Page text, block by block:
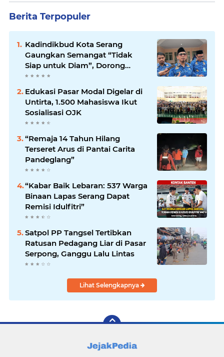
Berita Terpopuler
Kadindikbud Kota Serang
Gaungkan Semangat “Tidak
Siap untuk Diam”, Dorong
Layanan Lebih Responsif
Edukasi Pasar Modal Digelar di
Untirta, 1.500 Mahasiswa Ikut
Sosialisasi OJK
“Remaja 14 Tahun Hilang
Terseret Arus di Pantai Carita
Pandeglang”
“Kabar Baik Lebaran: 537 Warga
Binaan Lapas Serang Dapat
Remisi Idulfitri”
Satpol PP Tangsel Tertibkan
Ratusan Pedagang Liar di Pasar
Serpong, Ganggu Lalu Lintas
Lihat Selengkapnya